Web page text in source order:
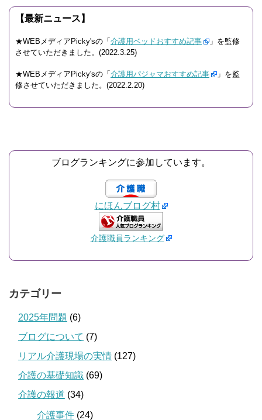
【最新ニュース】
★WEBメディアPicky'sの「 介護用ベッドおすすめ記事
」を監修
させていただきました。(2022.3.25)
★WEBメディアPicky'sの「 介護用パジャマおすすめ記事
」を監
修させていただきました。(2022.2.20)
ブログランキングに参加しています。
にほんブログ村
介護職員ランキング
カテゴリー
2025年問題 (6)
ブログについて (7)
リアル介護現場の実情 (127)
介護の基礎知識 (69)
介護の報道 (34)
介護事件 (24)